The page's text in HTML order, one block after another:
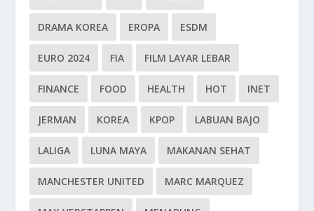
DRAMA KOREA EROPA ESDM
EURO 2024 FIA FILM LAYAR LEBAR
FINANCE FOOD HEALTH HOT INET
JERMAN KOREA KPOP LABUAN BAJO
LALIGA LUNA MAYA MAKANAN SEHAT
MANCHESTER UNITED MARC MARQUEZ